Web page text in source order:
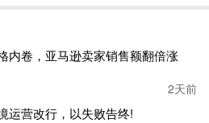
合计营收1141.63万元，同比增长
美国加州、日本东京、德国杜塞尔
内卷，亚马逊卖家销售额翻倍涨
2天前
运营改行，以失败告终!